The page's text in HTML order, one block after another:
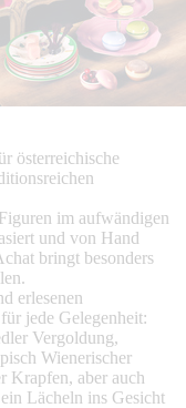
österreichische
im aufwändigen
und von Hand
bringt besonders
erlesenen
jede Gelegenheit:
Vergoldung,
Wienerischer
Krapfen, aber auch
Lächeln ins Gesicht